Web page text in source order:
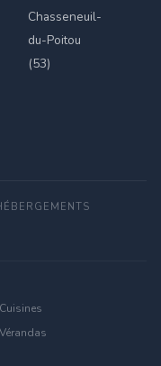
Chasseneuil-
du-Poitou
(53)